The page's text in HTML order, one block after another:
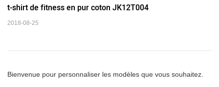
t-shirt de fitness en pur coton JK12T004
2018-08-25
Bienvenue pour personnaliser les modèles que vous souhaitez.